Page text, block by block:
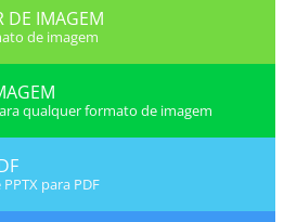
DE IMAGEM
de imagem
qualquer formato de imagem
para PDF